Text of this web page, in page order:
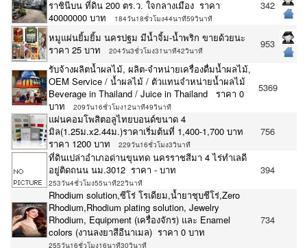
ราชินีบน ที่ดิน 200 ตร.ว. ใจกลางเมือง ราคา
40000000 บาท
184วัน18ชั่วโมง44นาที59วินาที
342
หมูแผ่นยิ้มยิ้ม นครปฐม มีน้ำจิ้ม-น้ำพริก ขายด้วยนะ
ราคา 25 บาท
204วัน3ชั่วโมง31นาที42วินาที
953
รับจ้างผลิตน้ำผลไม้, ผลิต-จำหน่ายเครื่องดื่มน้ำผลไม้,
OEM Service / น้ำผลไม้ / ตัวแทนจำหน่ายน้ำผลไม้
Beverage in Thailand / Juice in Thailand ราคา 0
บาท
209วัน16ชั่วโมง12นาที49วินาที
5369
แผ่นคอมโพสิตอลูไทยบอนด์ขนาด 4
มิล(1.25ม.x2.44ม.)ราคาเริ่มต้นที่ 1,400-1,700 บาท
ราคา 1200 บาท
229วัน16ชั่วโมง3วินาที
756
ที่ดินเปล่าอำเภอด่านขุนทด นครราชสีมา 4 ไร่ทำเลดี
อยู่ติดถนน นม.3012 ราคา - บาท
253วัน4ชั่วโมง55นาที22วินาที
394
Rhodium solution,ซีโร่ โรเดียม,น้ำยาชุบชีโร่,Zero
Rhodium,Rhodium plating solution, Jewelry
Rhodium, Equipment (เครื่องจักร) และ Enamel
colors (งานลงยาสีอีนาเมล) ราคา 0 บาท
255วัน16ชั่วโมง16นาที30วินาที
734